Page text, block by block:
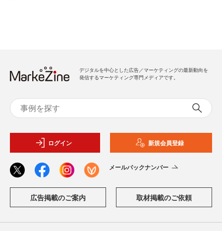
デジタルを中心とした広告／マーケティングの最新動向を
発信するマーケティング専門メディアです。
ログイン 新規会員登録
メールバックナンバー
広告掲載のご案内 取材掲載のご依頼